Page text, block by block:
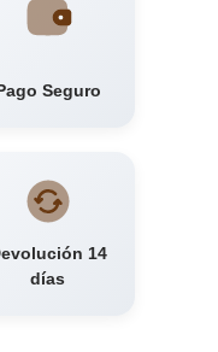
Seguro
14
días